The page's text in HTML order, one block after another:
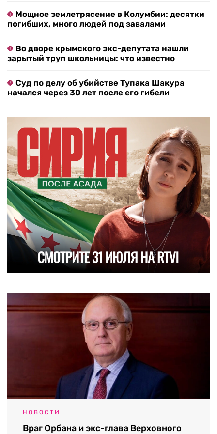
Мощное землетрясение в Колумбии: десятки
погибших, много людей под завалами
Во дворе крымского экс-депутата нашли
зарытый труп школьницы: что известно
Суд по делу об убийстве Тупака Шакура
начался через 30 лет после его гибели
НОВОСТИ
Враг Орбана и экс-глава Верховного